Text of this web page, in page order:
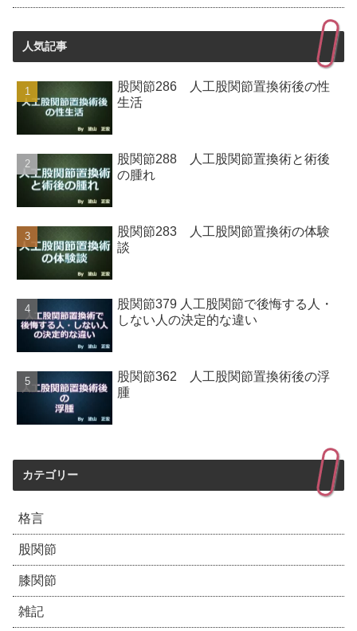
人気記事
股関節286 人工股関節置換術後の性
生活
股関節288 人工股関節置換術と術後
の腫れ
股関節283 人工股関節置換術の体験
談
股関節379 人工股関節で後悔する人・
しない人の決定的な違い
股関節362 人工股関節置換術後の浮
腫
カテゴリー
格言
股関節
膝関節
雑記